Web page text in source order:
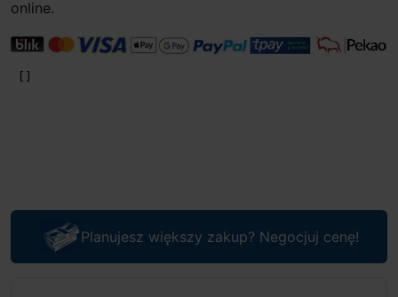
online.
Planujesz większy zakup? Negocjuj cenę!